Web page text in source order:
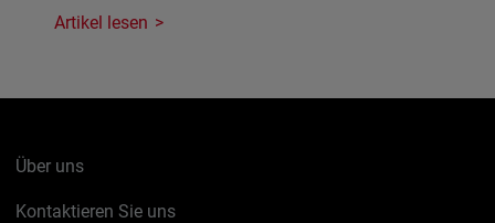
Artikel lesen
Über uns
Kontaktieren Sie uns